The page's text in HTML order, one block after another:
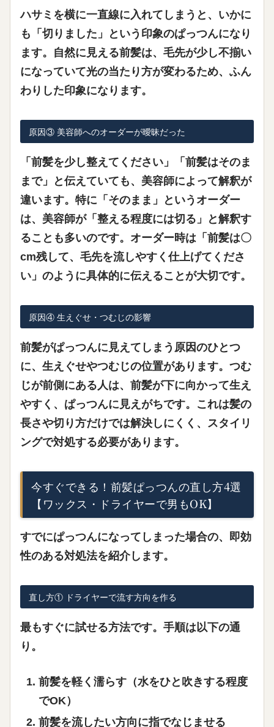
ハサミを横に一直線に入れてしまうと、いかに
も「切りました」という印象のぱっつんになり
ます。自然に見える前髪は、毛先が少し不揃い
になっていて光の当たり方が変わるため、ふん
わりした印象になります。
原因③ 美容師へのオーダーが曖昧だった
「前髪を少し整えてください」「前髪はそのま
まで」と伝えていても、美容師によって解釈が
違います。特に「そのまま」というオーダー
は、美容師が「整える程度には切る」と解釈す
ることも多いのです。オーダー時は「前髪は〇
cm残して、毛先を流しやすく仕上げてくださ
い」のように具体的に伝えることが大切です。
原因④ 生えぐせ・つむじの影響
前髪がぱっつんに見えてしまう原因のひとつ
に、 生えぐせやつむじの位置があります。つむ
じが前側にある人は、前髪が下に向かって生え
やすく、ぱっつんに見えがちです。これは髪の
長さや切り方だけでは解決しにくく、スタイリ
ングで対処する必要があります。
今すぐできる！前髪ぱっつんの直し方4選
【ワックス・ドライヤーで男もOK】
すでにぱっつんになってしまった場合の、 即効
性のある対処法を紹介します。
直し方① ドライヤーで流す方向を作る
最もすぐに試せる方法です。手順は以下の通
り。
前髪を軽く濡らす（水をひと吹きする程度
でOK）
前髪を流したい方向に指でなじませる